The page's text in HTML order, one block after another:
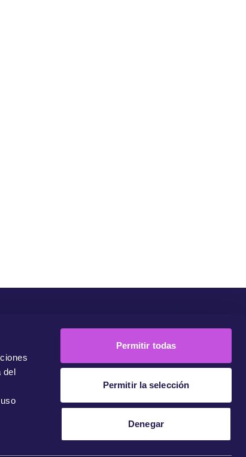
del
Permitir todas
Permitir la selección
Denegar